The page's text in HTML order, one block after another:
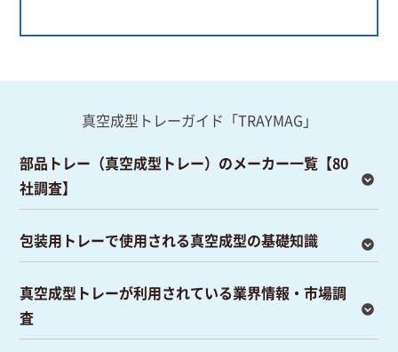
真空成型トレーガイド「TRAYMAG」
部品トレー（真空成型トレー）のメーカー一覧【80
社調査】
包装用トレーで使用される真空成型の基礎知識
真空成型トレーが利用されている業界情報・市場調
査